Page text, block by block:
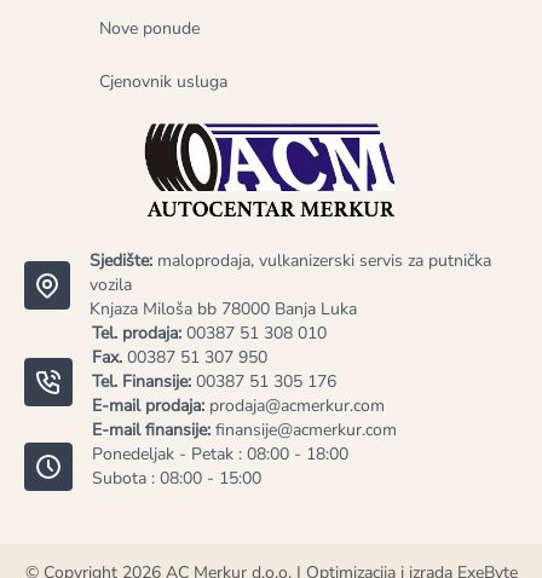
Sjedište: maloprodaja, vulkanizerski servis za putnička
vozila
Knjaza Miloša bb 78000 Banja Luka
Tel. prodaja: 00387 51 308 010
Fax. 00387 51 307 950
Tel. Finansije: 00387 51 305 176
E-mail prodaja: prodaja@acmerkur.com
E-mail finansije: finansije@acmerkur.com
Ponedeljak - Petak : 08:00 - 18:00
Subota : 08:00 - 15:00
Nove ponude
Cjenovnik usluga
© Copyright 2026 AC Merkur d.o.o.| Optimizacija i izrada ExeByte